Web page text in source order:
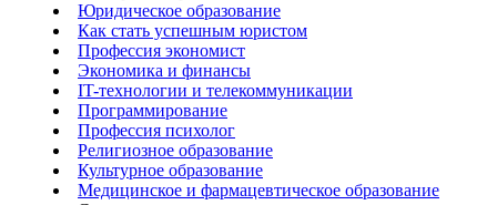
Юридическое образование
Как стать успешным юристом
Профессия экономист
Экономика и финансы
IT-технологии и телекоммуникации
Программирование
Профессия психолог
Религиозное образование
Культурное образование
Медицинское и фармацевтическое образование